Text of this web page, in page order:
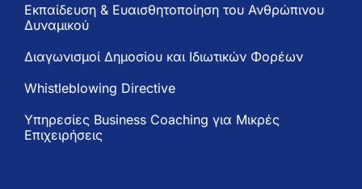
Εκπαίδευση & Ευαισθητοποίηση του Ανθρώπινου
Δυναμικού
Διαγωνισμοί Δημοσίου και Ιδιωτικών Φορέων
Whistleblowing Directive
Υπηρεσίες Business Coaching για Μικρές
Επιχειρήσεις